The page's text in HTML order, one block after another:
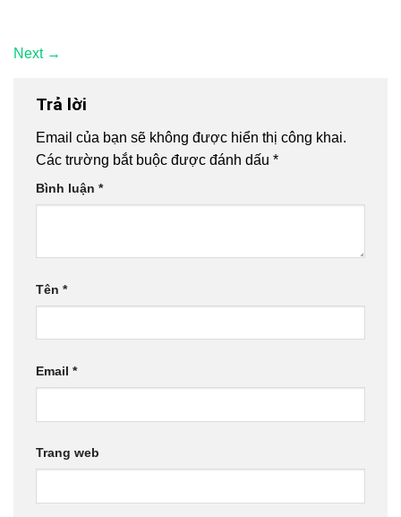
Next →
Trả lời
Email của bạn sẽ không được hiển thị công khai.
Các trường bắt buộc được đánh dấu *
Bình luận *
Tên *
Email *
Trang web